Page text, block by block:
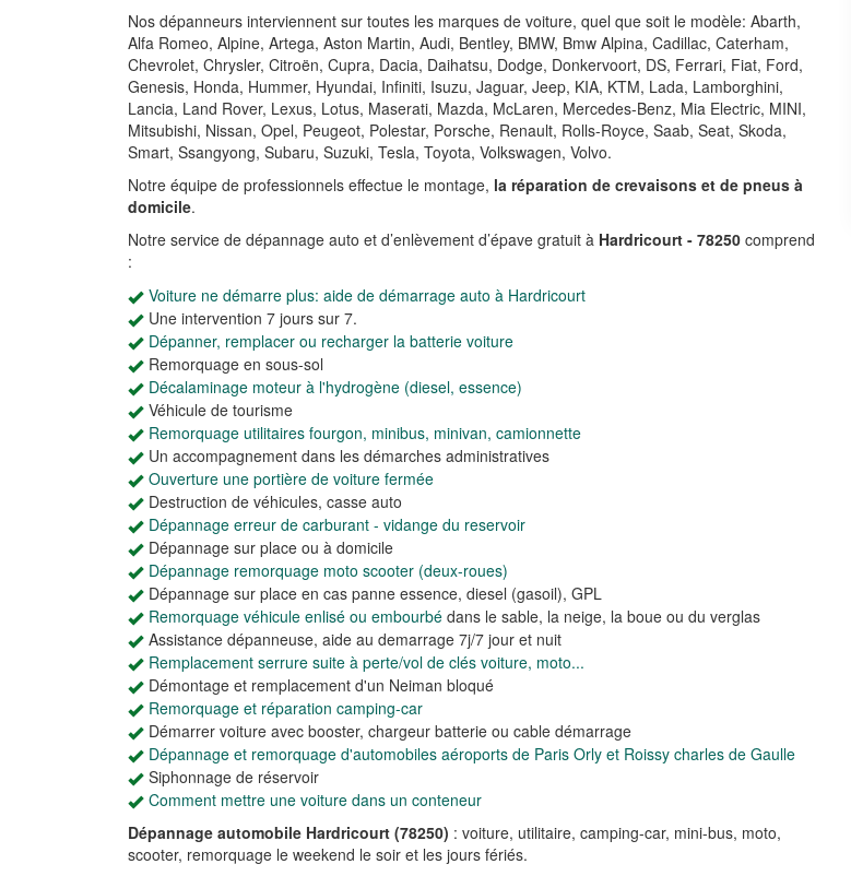
Nos dépanneurs interviennent sur toutes les marques de voiture, quel que soit le modèle: Abarth,
Alfa Romeo, Alpine, Artega, Aston Martin, Audi, Bentley, BMW, Bmw Alpina, Cadillac, Caterham,
Chevrolet, Chrysler, Citroën, Cupra, Dacia, Daihatsu, Dodge, Donkervoort, DS, Ferrari, Fiat, Ford,
Genesis, Honda, Hummer, Hyundai, Infiniti, Isuzu, Jaguar, Jeep, KIA, KTM, Lada, Lamborghini,
Lancia, Land Rover, Lexus, Lotus, Maserati, Mazda, McLaren, Mercedes-Benz, Mia Electric, MINI,
Mitsubishi, Nissan, Opel, Peugeot, Polestar, Porsche, Renault, Rolls-Royce, Saab, Seat, Skoda,
Smart, Ssangyong, Subaru, Suzuki, Tesla, Toyota, Volkswagen, Volvo.
Notre équipe de professionnels effectue le montage, la réparation de crevaisons et de pneus à
domicile.
Notre service de dépannage auto et d’enlèvement d’épave gratuit à Hardricourt - 78250 comprend
:
Voiture ne démarre plus: aide de démarrage auto à Hardricourt
Une intervention 7 jours sur 7.
Dépanner, remplacer ou recharger la batterie voiture
Remorquage en sous-sol
Décalaminage moteur à l'hydrogène (diesel, essence)
Véhicule de tourisme
Remorquage utilitaires fourgon, minibus, minivan, camionnette
Un accompagnement dans les démarches administratives
Ouverture une portière de voiture fermée
Destruction de véhicules, casse auto
Dépannage erreur de carburant - vidange du reservoir
Dépannage sur place ou à domicile
Dépannage remorquage moto scooter (deux-roues)
Dépannage sur place en cas panne essence, diesel (gasoil), GPL
Remorquage véhicule enlisé ou embourbé dans le sable, la neige, la boue ou du verglas
Assistance dépanneuse, aide au demarrage 7j/7 jour et nuit
Remplacement serrure suite à perte/vol de clés voiture, moto...
Démontage et remplacement d'un Neiman bloqué
Remorquage et réparation camping-car
Démarrer voiture avec booster, chargeur batterie ou cable démarrage
Dépannage et remorquage d'automobiles aéroports de Paris Orly et Roissy charles de Gaulle
Siphonnage de réservoir
Comment mettre une voiture dans un conteneur
Dépannage automobile Hardricourt (78250) : voiture, utilitaire, camping-car, mini-bus, moto,
scooter, remorquage le weekend le soir et les jours fériés.